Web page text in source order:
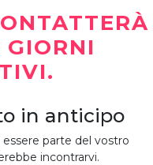
GIORNI
in anticipo
parte del vostro
incontrarvi.